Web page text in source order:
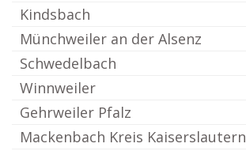
Kindsbach
Münchweiler an der Alsenz
Schwedelbach
Winnweiler
Gehrweiler Pfalz
Mackenbach Kreis Kaiserslautern